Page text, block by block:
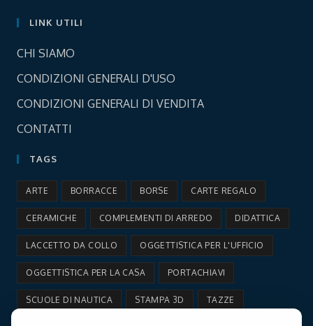
LINK UTILI
CHI SIAMO
a
new
CONDIZIONI GENERALI D'USO
a
CONDIZIONI GENERALI DI VENDITA
CONTATTI
tab
TAGS
ARTE BORRACCE BORSE CARTE REGALO
CERAMICHE COMPLEMENTI DI ARREDO DIDATTICA
LACCETTO DA COLLO OGGETTISTICA PER L'UFFICIO
OGGETTISTICA PER LA CASA PORTACHIAVI
SCUOLE DI NAUTICA STAMPA 3D TAZZE